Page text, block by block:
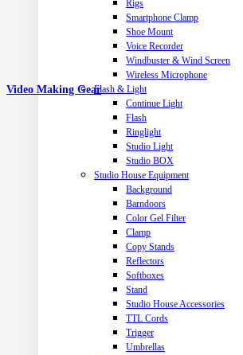
Rigs
Smartphone Clamp
Shoe Mount
Voice Recorder
Windbuster & Wind Screen
Wireless Microphone
Flash & Light
Continue Light
Flash
Ringlight
Studio Light
Studio BOX
Studio House Equipment
Background
Barndoors
Color Gel Filter
Clamp
Copy Stands
Reflectors
Softboxes
Stand
Studio House Accessories
TTL Cords
Trigger
Umbrellas
Video Making Gear